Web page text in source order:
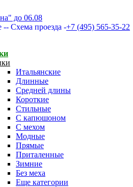
до 06.08
-- Схема проезда -+7 (495) 565-35-22
Итальянские
Длинные
Средней длины
Короткие
Стильные
С капюшоном
С мехом
Модные
Прямые
Приталенные
Зимние
Без меха
Еще категории